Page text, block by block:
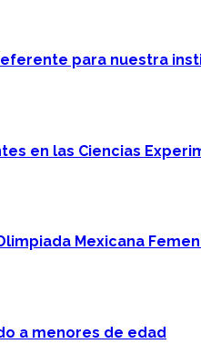
para nuestra
en las Ciencias
Mexicana
a menores de edad